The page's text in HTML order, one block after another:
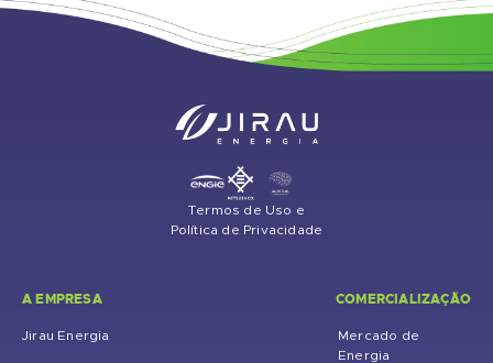
Termos de Uso e
Política de Privacidade
A EMPRESA
Jirau Energia
COMERCIALIZAÇÃO
Mercado de
Energia